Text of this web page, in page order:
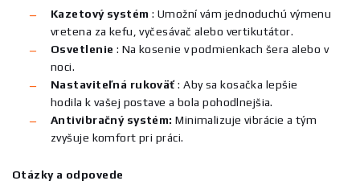
Kazetový systém : Umožní vám jednoduchú výmenu
vretena za kefu, vyčesávač alebo vertikutátor.
Osvetlenie : Na kosenie v podmienkach šera alebo v
noci.
Nastaviteľná rukoväť: Aby sa kosačka lepšie
hodila k vašej postave a bola pohodlnejšia.
Antivibračný systém: Minimalizuje vibrácie a tým
zvyšuje komfort pri práci.
Otázky a odpovede